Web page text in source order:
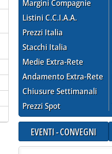
Margini Compagnie
Listini C.C.I.A.A.
Prezzi Italia
Stacchi Italia
Medie Extra-Rete
Andamento Extra-Rete
Chiusure Settimanali
Prezzi Spot
EVENTI - CONVEGNI